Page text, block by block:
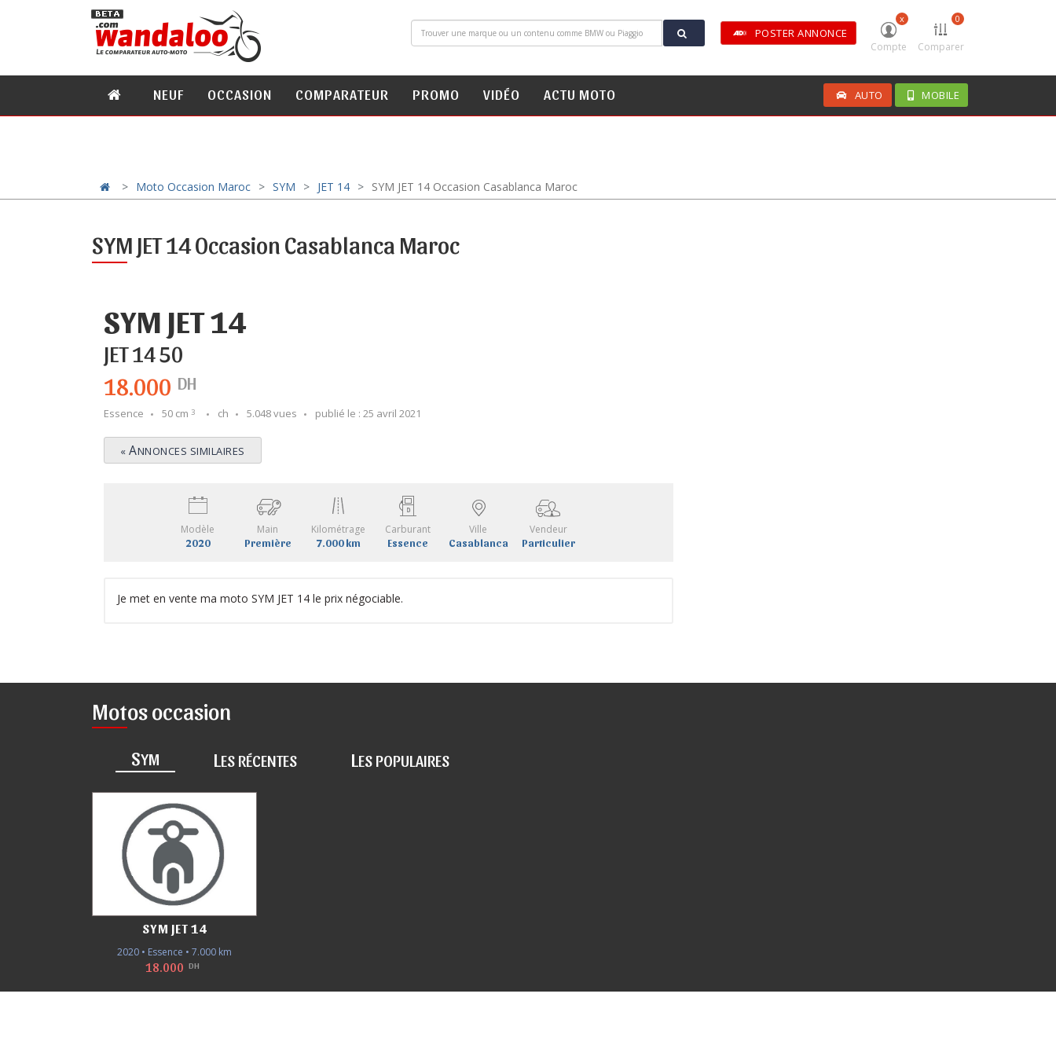
x
Compte
0
Comparer
POSTER ANNONCE
NEUF OCCASION COMPARATEUR PROMO VIDÉO ACTU MOTO AUTO MOBILE
Moto Occasion Maroc SYM JET 14 SYM JET 14 Occasion Casablanca Maroc
SYM JET 14 Occasion Casablanca Maroc
SYM JET 14
JET 14 50
18.000 DH
Essence 50 cm 3 ch 5.048 vues publié le : 25 avril 2021
« ANNONCES SIMILAIRES
Modèle
2020
Main
Première
Kilométrage
7.000 km
Carburant
Essence
Ville
Casablanca
Vendeur
Particulier
Je met en vente ma moto SYM JET 14 le prix négociable.
Motos occasion
SYM L ES RÉCENTES L ES POPULAIRES
SYM JET 14
2020 • Essence • 7.000 km
18.000 DH